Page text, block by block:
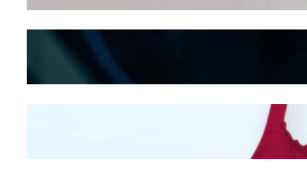
Kepribadian
Mengintip Kepribadian
Wanita Dari Warna Bra